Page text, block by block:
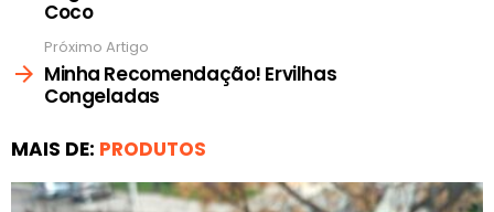
Coco
Próximo Artigo
Minha Recomendação! Ervilhas
Congeladas
MAIS DE: PRODUTOS